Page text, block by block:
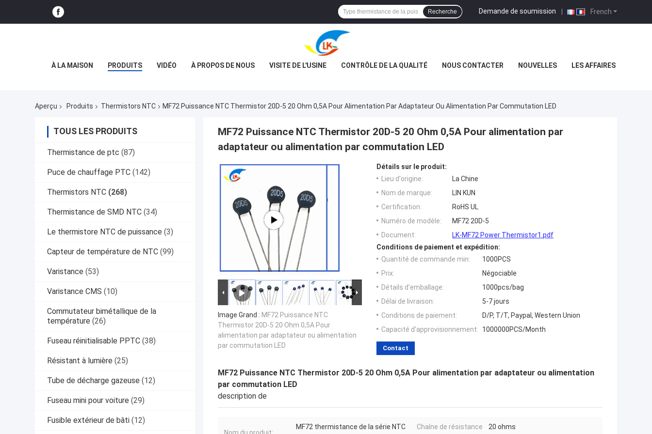
French
Demande de soumission |
Recherche
À LA MAISON PRODUITS VIDÉO À PROPOS DE NOUS VISITE DE L'USINE CONTRÔLE DE LA QUALITÉ NOUS CONTACTER NOUVELLES LES AFFAIRES
Aperçu Produits Thermistors NTC MF72 Puissance NTC Thermistor 20D-5 20 Ohm 0,5A Pour Alimentation Par Adaptateur Ou Alimentation Par Commutation LED
TOUS LES PRODUITS
Thermistance de ptc (87)
Puce de chauffage PTC (142)
Thermistors NTC (268)
Thermistance de SMD NTC (34)
Le thermistore NTC de puissance (3)
Capteur de température de NTC (99)
Varistance (53)
Varistance CMS (10)
Commutateur bimétallique de la
température (26)
Fuseau réinitialisable PPTC (38)
Résistant à lumière (25)
Tube de décharge gazeuse (12)
Fuseau mini pour voiture (29)
Fusible extérieur de bâti (12)
MF72 Puissance NTC Thermistor 20D-5 20 Ohm 0,5A Pour alimentation par
adaptateur ou alimentation par commutation LED
Image Grand : MF72 Puissance NTC
Thermistor 20D-5 20 Ohm 0,5A Pour
alimentation par adaptateur ou alimentation
par commutation LED
Détails sur le produit:
Lieu d'origine:
La Chine
Nom de marque:
LIN KUN
Certification:
RoHS UL
Numéro de modèle:
MF72 20D-5
Document:
LK-MF72 Power Thermistor1.pdf
Conditions de paiement et expédition:
Quantité de commande min:
1000PCS
Prix:
Négociable
Détails d'emballage:
1000pcs/bag
Délai de livraison:
5-7 jours
Conditions de paiement:
D/P, T/T, Paypal, Western Union
Capacité d'approvisionnement:
1000000PCS/Month
Contact
MF72 Puissance NTC Thermistor 20D-5 20 Ohm 0,5A Pour alimentation par adaptateur ou alimentation
par commutation LED
description de
MF72 thermistance de la série NTC Chaîne de résistance 20 ohms